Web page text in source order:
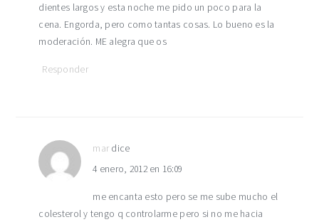
dientes largos y esta noche me pido un poco para la
cena. Engorda, pero como tantas cosas. Lo bueno es la
moderación. ME alegra que os
Responder
mar dice
4 enero, 2012 en 16:09
me encanta esto pero se me sube mucho el
colesterol y tengo q controlarme pero si no me hacia